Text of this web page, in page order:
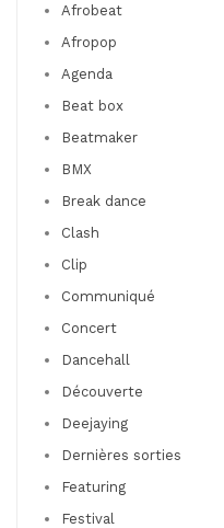
Afrobeat
Afropop
Agenda
Beat box
Beatmaker
BMX
Break dance
Clash
Clip
Communiqué
Concert
Dancehall
Découverte
Deejaying
Dernières sorties
Featuring
Festival